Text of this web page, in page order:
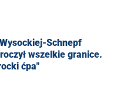
Schnepf
wszelkie granice.
ćpa"